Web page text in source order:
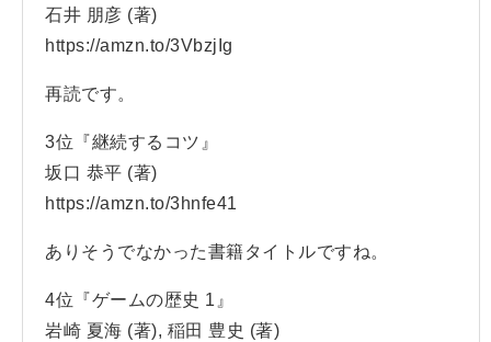
石井 朋彦 (著)
https://amzn.to/3VbzjIg
再読です。
3位『継続するコツ』
坂口 恭平 (著)
https://amzn.to/3hnfe41
ありそうでなかった書籍タイトルですね。
4位『ゲームの歴史 1』
岩崎 夏海 (著), 稲田 豊史 (著)